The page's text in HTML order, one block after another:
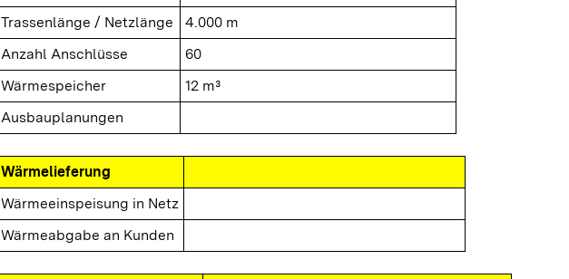
Trassenlänge / Netzlänge
4.000 m
Anzahl Anschlüsse
60
Wärmespeicher
12 m³
Ausbauplanungen
Wärmelieferung
Wärmeeinspeisung in Netz
Wärmeabgabe an Kunden